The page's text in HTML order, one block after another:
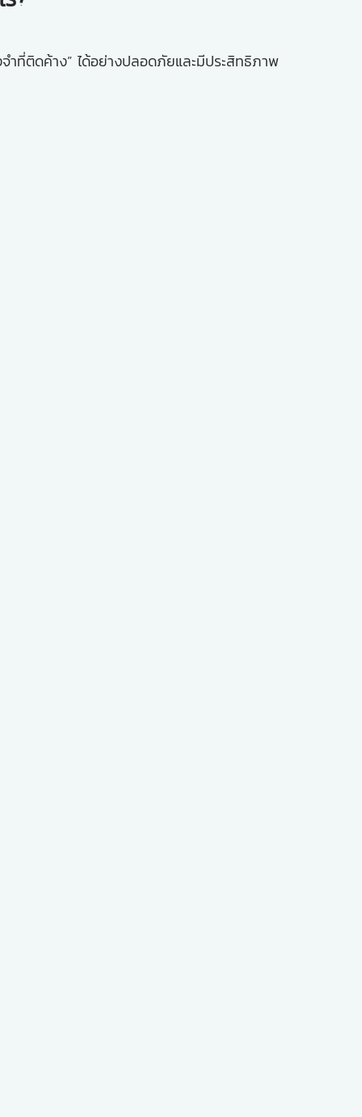
ที่ติดค้าง” ได้อย่างปลอดภัยและมีประสิทธิภาพ